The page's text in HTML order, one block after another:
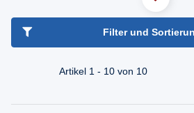
haben Sie Frage?
Freundlicher Support & Beratung
Mo - Fr. 08.00 - 16:30 Uhr
Filter und
Artikel 1 - 10 von 10